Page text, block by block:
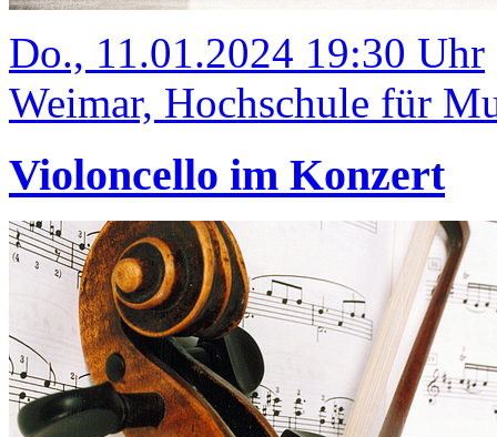
Do., 11.01.2024 19:30 Uhr
Weimar, Hochschule für
Violoncello im Konzert